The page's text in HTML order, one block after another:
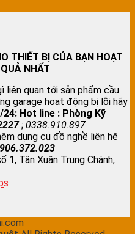
THIẾT BỊ CỦA BẠN HOẠT
NHẤT
quan tới sản phẩm cầu
garage hoạt động bị lỗi hãy
24: Hot line : Phòng Kỹ
; 0338.910.897
dụng cụ đồ nghề liên hệ
1, Tân Xuân Trung Chánh,
s